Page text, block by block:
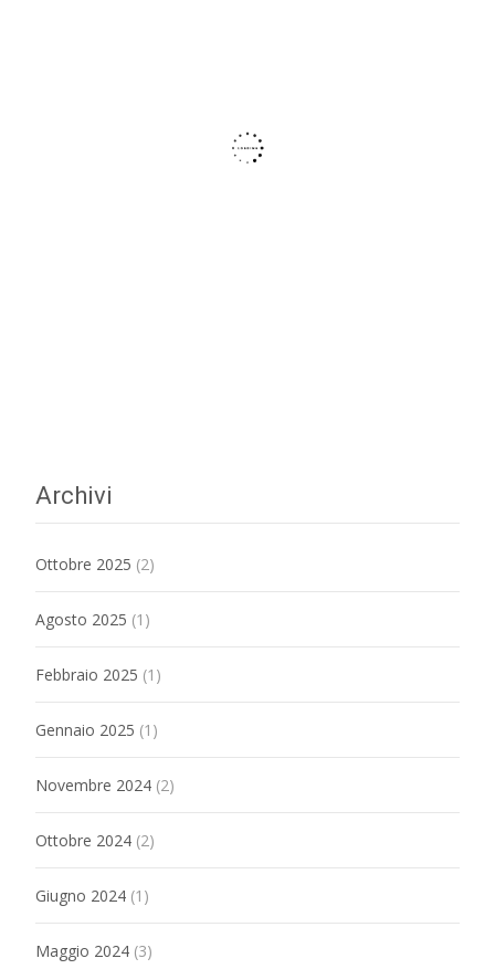
Archivi
Ottobre 2025 (2)
Agosto 2025 (1)
Febbraio 2025 (1)
Gennaio 2025 (1)
Novembre 2024 (2)
Ottobre 2024 (2)
Giugno 2024 (1)
Maggio 2024 (3)